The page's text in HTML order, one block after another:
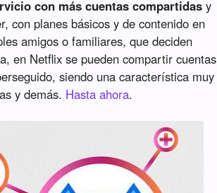
con más cuentas compartidas y
con planes básicos y de contenido en
amigos o familiares, que deciden
en Netflix se pueden compartir cuentas
siendo una característica muy
y demás. Hasta ahora.